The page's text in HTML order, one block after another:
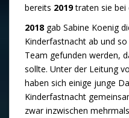
bereits 2019traten sie bei
2018 gab Sabine Koenig
Kinderfastnacht ab und
Team gefunden werden,
sollte. Unter der Leitung
haben sich einige junge
Kinderfastnacht
zwar inzwischen